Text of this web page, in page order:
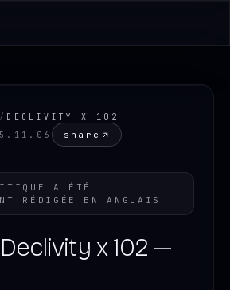
/ DECLIVITY X 102
share
A ÉTÉ
RÉDIGÉE EN
ANGLAIS
x 102 —